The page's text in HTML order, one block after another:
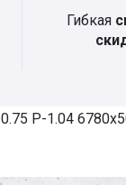
Гибкая
P-1.04